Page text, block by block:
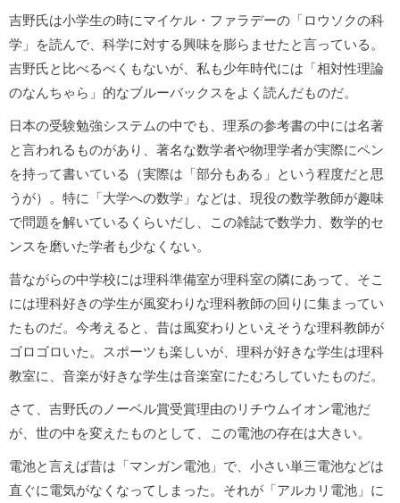
吉野氏は小学生の時にマイケル・ファラデーの「ロウソクの科
学」を読んで、科学に対する興味を膨らませたと言っている。
吉野氏と比べるべくもないが、私も少年時代には「相対性理論
のなんちゃら」的なブルーバックスをよく読んだものだ。
日本の受験勉強システムの中でも、理系の参考書の中には名著
と言われるものがあり、著名な数学者や物理学者が実際にペン
を持って書いている（実際は「部分もある」という程度だと思
うが）。特に「大学への数学」などは、現役の数学教師が趣味
で問題を解いているくらいだし、この雑誌で数学力、数学的セ
ンスを磨いた学者も少なくない。
昔ながらの中学校には理科準備室が理科室の隣にあって、そこ
には理科好きの学生が風変わりな理科教師の回りに集まってい
たものだ。今考えると、昔は風変わりといえそうな理科教師が
ゴロゴロいた。スポーツも楽しいが、理科が好きな学生は理科
教室に、音楽が好きな学生は音楽室にたむろしていたものだ。
さて、吉野氏のノーベル賞受賞理由のリチウムイオン電池だ
が、世の中を変えたものとして、この電池の存在は大きい。
電池と言えば昔は「マンガン電池」で、小さい単三電池などは
直ぐに電気がなくなってしまった。それが「アルカリ電池」に